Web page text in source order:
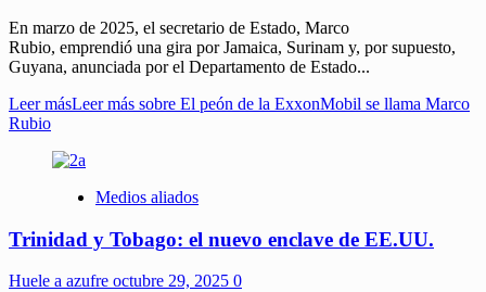
En marzo de 2025, el secretario de Estado, Marco
Rubio, emprendió una gira por Jamaica, Surinam y, por supuesto,
Guyana, anunciada por el Departamento de Estado...
Leer másLeer más sobre El peón de la ExxonMobil se llama Marco
Rubio
Medios aliados
Trinidad y Tobago: el nuevo enclave de EE.UU.
Huele a azufre octubre 29, 2025 0